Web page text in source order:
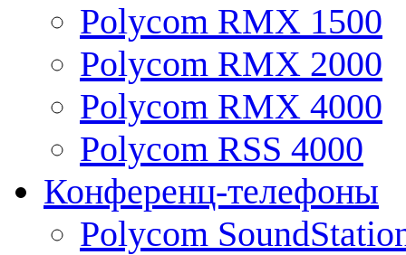
Polycom RMX 1500
Polycom RMX 2000
Polycom RMX 4000
Polycom RSS 4000
Конференц-телефоны
Polycom